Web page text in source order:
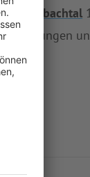
Sittenbachtal